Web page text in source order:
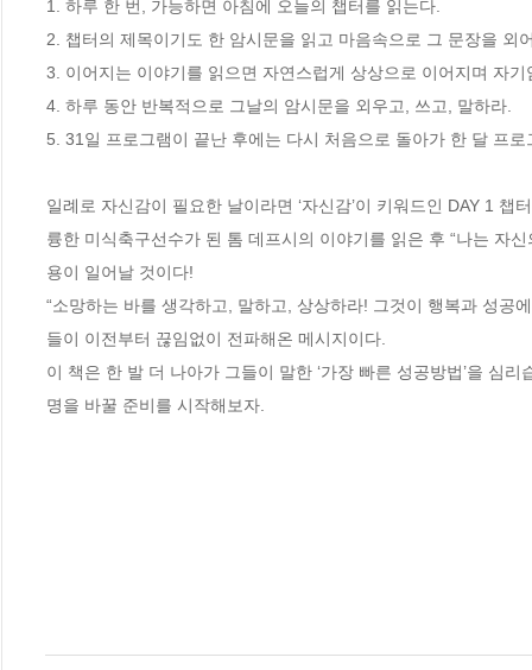
1. 하루 한 번, 가능하면 아침에 오늘의 챕터를 읽는다.
2. 챕터의 제목이기도 한 암시문을 읽고 마음속으로 그 문장을 외
3. 이어지는 이야기를 읽으면 자연스럽게 상상으로 이어지며 자
4. 하루 동안 반복적으로 그날의 암시문을 외우고, 쓰고, 말하라.
5. 31일 프로그램이 끝난 후에는 다시 처음으로 돌아가 한 달 프
일례로 자신감이 필요한 날이라면 ‘자신감’이 키워드인 DAY 1
륭한 미식축구선수가 된 톰 데프시의 이야기를 읽은 후 “나는 자
용이 일어날 것이다!
“소망하는 바를 생각하고, 말하고, 상상하라! 그것이 행복과 성공
들이 이전부터 끊임없이 전파해온 메시지이다.
이 책은 한 발 더 나아가 그들이 말한 ‘가장 빠른 성공방법’을 심
명을 바꿀 준비를 시작해보자.